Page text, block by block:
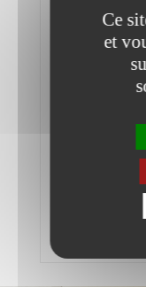
Marque
BESTOR
Format
2 To SATA
Serial ATA
Ce
et